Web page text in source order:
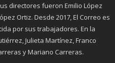
directores fueron Emilio López
Ortiz. Desde 2017, El Correo es
por sus trabajadores. En la
Julieta Martínez, Franco
y Mariano Carreras.